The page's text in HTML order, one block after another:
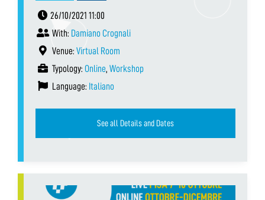
26/10/2021 11:00
With: Damiano Crognali
Venue: Virtual Room
Typology: Online, Workshop
Language: Italiano
See all Details and Dates